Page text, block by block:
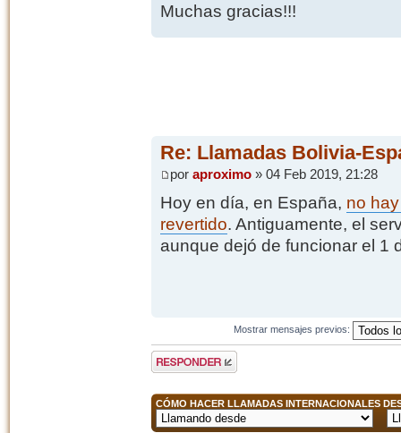
Muchas gracias!!!
Re: Llamadas Bolivia-
por aproximo» 04 Feb 2019, 21:28
Hoy en día, en España, no
revertido. Antiguamente, el
aunque dejó de funcionar el 1
Mostrar mensajes previos:
Publicar una
respuesta
CÓMO HACER LLAMADAS INTERNACIONALES